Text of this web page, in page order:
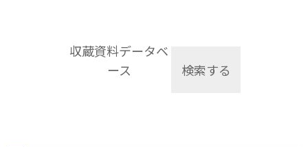
収蔵資料データベ
ース
検索する